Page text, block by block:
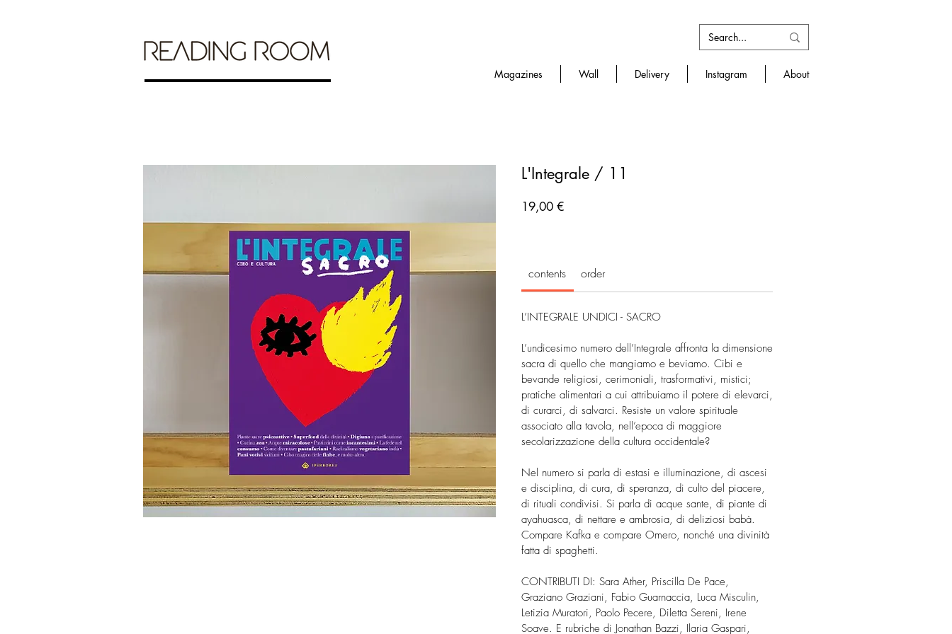
Magazines Wall Delivery Instagram About
L'Integrale / 11
19,00 €Prezzo
contents order
L’INTEGRALE UNDICI - SACRO
L’undicesimo numero dell’Integrale affronta la dimensione
sacra di quello che mangiamo e beviamo. Cibi e
bevande religiosi, cerimoniali, trasformativi, mistici;
pratiche alimentari a cui attribuiamo il potere di elevarci,
di curarci, di salvarci. Resiste un valore spirituale
associato alla tavola, nell’epoca di maggiore
secolarizzazione della cultura occidentale?
Nel numero si parla di estasi e illuminazione, di ascesi
e disciplina, di cura, di speranza, di culto del piacere,
di rituali condivisi. Si parla di acque sante, di piante di
ayahuasca, di nettare e ambrosia, di deliziosi babà.
Compare Kafka e compare Omero, nonché una divinità
fatta di spaghetti.
CONTRIBUTI DI: Sara Ather, Priscilla De Pace,
Graziano Graziani, Fabio Guarnaccia, Luca Misculin,
Letizia Muratori, Paolo Pecere, Diletta Sereni, Irene
Soave. E rubriche di Jonathan Bazzi, Ilaria Gaspari,